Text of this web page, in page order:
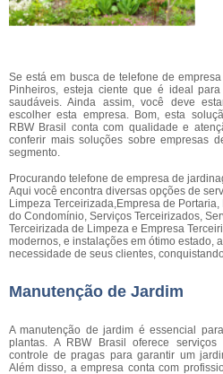
Se está em busca de telefone de
Pinheiros, esteja ciente que é ideal
saudáveis. Ainda assim, você deve
escolher esta empresa. Bom, esta
RBW Brasil conta com qualidade e
conferir mais soluções sobre empresas
segmento.
Procurando telefone de empresa de
Aqui você encontra diversas opções de
Limpeza Terceirizada,Empresa de
do Condomínio, Serviços Terceirizados,
Terceirizada de Limpeza e Empresa
modernos, e instalações em ótimo estado,
necessidade de seus clientes,
Manutenção de Jardim
A manutenção de jardim é essencial
plantas. A RBW Brasil oferece
controle de pragas para garantir um
Além disso, a empresa conta com